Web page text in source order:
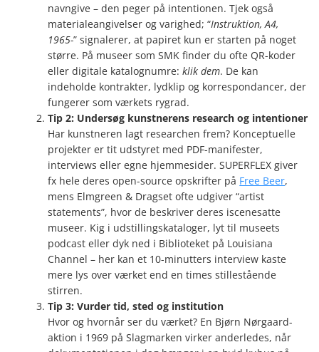
navngive – den peger på intentionen. Tjek også
materialeangivelser og varighed; “Instruktion, A4,
1965-” signalerer, at papiret kun er starten på noget
større. På museer som SMK finder du ofte QR-koder
eller digitale katalognumre:klik dem. De kan
indeholde kontrakter, lydklip og korrespondancer, der
fungerer som værkets rygrad.
Tip 2: Undersøg kunstnerens research og intentioner
Har kunstneren lagt researchen frem? Konceptuelle
projekter er tit udstyret med PDF-manifester,
interviews eller egne hjemmesider. SUPERFLEX giver
fx hele deres open-source opskrifter på Free Beer,
mens Elmgreen & Dragset ofte udgiver “artist
statements”, hvor de beskriver deres iscenesatte
museer. Kig i udstillingskataloger, lyt til museets
podcast eller dyk ned i Biblioteket på Louisiana
Channel – her kan et 10-minutters interview kaste
mere lys over værket end en times stillestående
stirren.
Tip 3: Vurder tid, sted og institution
Hvor og hvornår ser du værket? En Bjørn Nørgaard-
aktion i 1969 på Slagmarken virker anderledes, når